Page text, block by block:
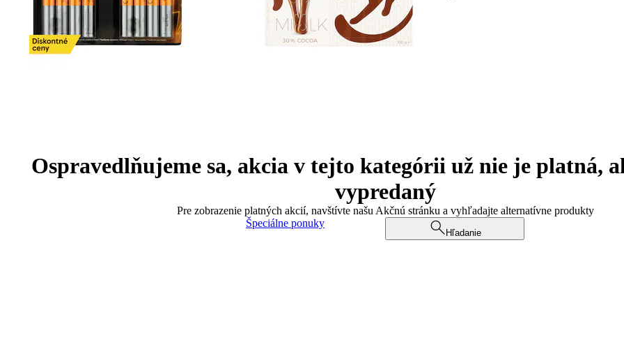
Ospravedlňujeme sa, akcia v tejto kategórii už nie je platná,
vypredaný
Pre zobrazenie platných akcií, navštívte našu Akčnú stránku a vyhľadajte alternatívne produkty
Špeciálne ponuky
Hľadanie